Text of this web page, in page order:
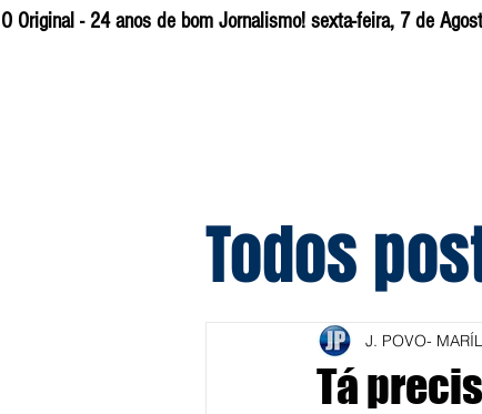
O Original - 24 anos de bom Jornalismo! sexta-feira, 7 de
Todos
Tá
J. POVO-